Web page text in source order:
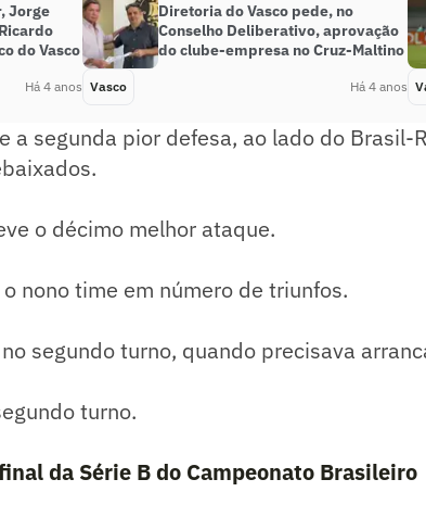
Jorge
do Vasco
Há 4 anos
Diretoria do Vasco pede, no
Conselho Deliberativo, aprovação
do clube-empresa no Cruz-Maltino
Vasco Há 4 anos
a segunda pior defesa, ao lado do Brasil-
o décimo melhor ataque.
nono time em número de triunfos.
segundo turno, quando precisava
turno.
da Série B do Campeonato Brasileiro